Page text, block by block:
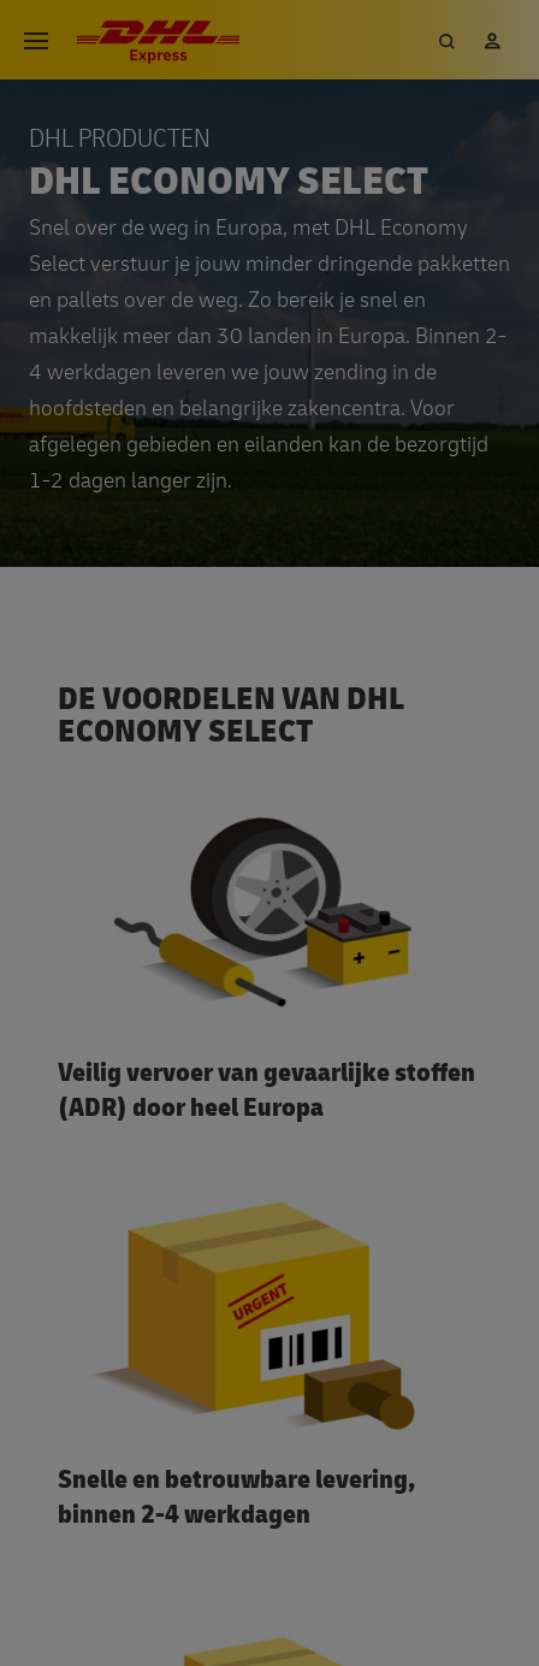
DHL PRODUCTEN
DHL ECONOMY SELECT
Snel over de weg in Europa, met DHL Economy
Select verstuur je jouw minder dringende pakketten
en pallets over de weg. Zo bereik je snel en
makkelijk meer dan 30 landen in Europa. Binnen 2-
4 werkdagen leveren we jouw zending in de
hoofdsteden en belangrijke zakencentra. Voor
afgelegen gebieden en eilanden kan de bezorgtijd
1-2 dagen langer zijn.
DE VOORDELEN VAN DHL
ECONOMY SELECT
Veilig vervoer van gevaarlijke stoffen
(ADR) door heel Europa
Snelle en betrouwbare levering,
binnen 2-4 werkdagen